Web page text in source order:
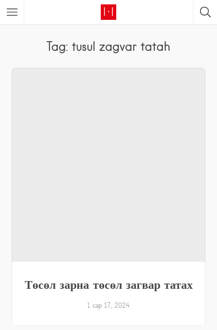
Tag: tusul zagvar tatah
Төсөл зарна төсөл загвар татах
1 сар 17, 2024